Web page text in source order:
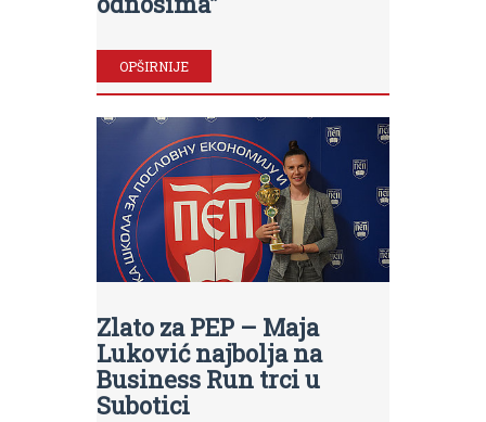
OPŠIRNIJE
Zlato za PEP – Maja
Luković najbolja na
Business Run trci u
Subotici